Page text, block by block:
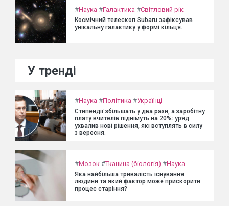
#Наука #Галактика #Світловий рік
Космічний телескоп Subaru зафіксував
унікальну галактику у формі кільця.
У тренді
#Наука #Політика #Українці
Стипендії збільшать у два рази, а заробітну
плату вчителів піднімуть на 20%: уряд
ухвалив нові рішення, які вступлять в силу
з вересня.
#Мозок #Тканина (біологія) #Наука
Яка найбільша тривалість існування
людини та який фактор може прискорити
процес старіння?